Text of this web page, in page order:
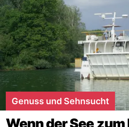
Genuss und Sehnsucht
Wenn der See